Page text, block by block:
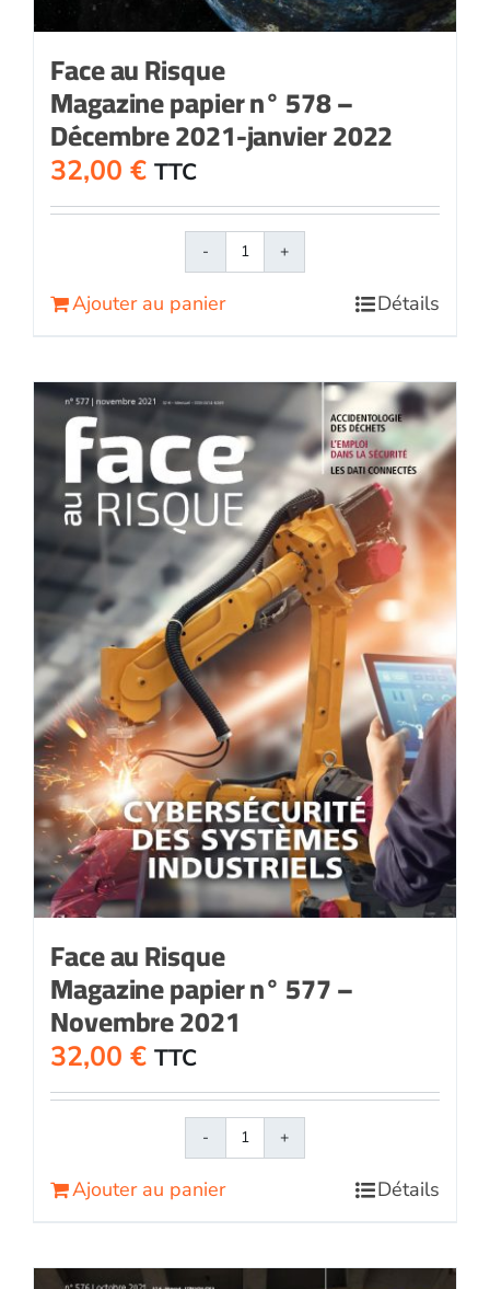
Face au Risque
Magazine papier n° 578 –
Décembre 2021-janvier 2022
32,00 € TTC
quantité
papier
n°
578
-
Décembre
2021-
janvier
2022
Ajouter au panier Détails
Face au Risque
Magazine papier n° 577 –
Novembre 2021
32,00 € TTC
quantité
papier
Ajouter au panier Détails